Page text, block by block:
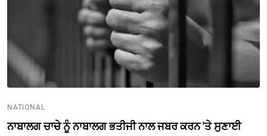
NATIONAL
ਨਾਬਾਲਗ ਚਾਚੇ ਨੂੰ ਨਾਬਾਲਗ ਭਤੀਜੀ ਨਾਲ ਜਬਰ ਕਰਨ 'ਤੇ ਸੁਣਾਈ